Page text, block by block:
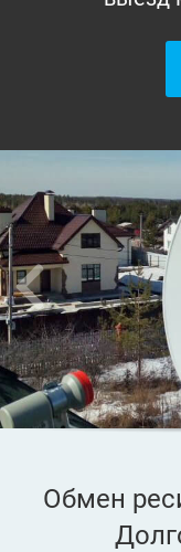
Обмен